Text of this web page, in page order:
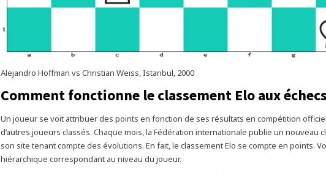
Alejandro Hoffman vs Christian Weiss, Istanbul, 2000
Comment fonctionne le classement Elo aux
Un joueur se voit attribuer des points en fonction de ses résultats en compétition
d’autres joueurs classés. Chaque mois, la Fédération internationale publie un nouveau
son site tenant compte des évolutions. En fait, le classement Elo se compte en points.
hiérarchique correspondant au niveau du joueur.